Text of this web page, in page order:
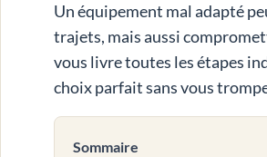
Un équipement mal adapté
trajets, mais aussi
vous livre toutes les étapes
choix parfait sans vous
Sommaire